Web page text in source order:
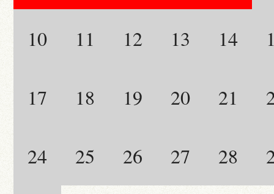
10 11 12 13 14
17 18 19 20 21
24 25 26 27 28